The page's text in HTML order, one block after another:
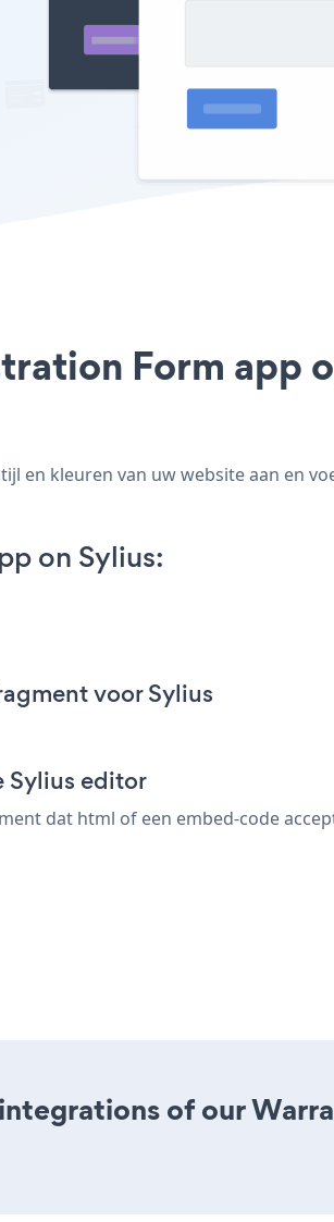
Form app
en kleuren van uw website aan en
on Sylius:
voor Sylius
Sylius editor
dat html of een embed-code
of our